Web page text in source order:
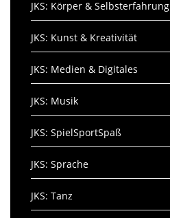
JKS: Körper & Selbsterfahrung
JKS: Kunst & Kreativität
JKS: Medien & Digitales
JKS: Musik
JKS: SpielSportSpaß
JKS: Sprache
JKS: Tanz